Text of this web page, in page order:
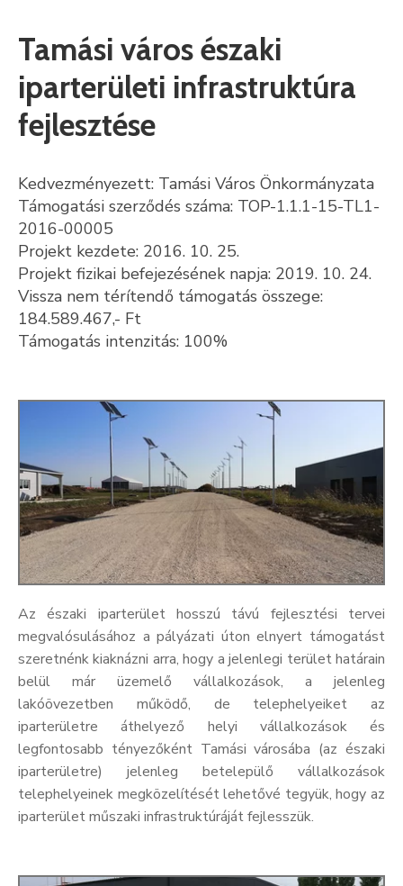
Keresés
Tamási város északi
iparterületi infrastruktúra
fejlesztése
Kedvezményezett: Tamási Város Önkormányzata
Támogatási szerződés száma: TOP-1.1.1-15-TL1-
2016-00005
Projekt kezdete: 2016. 10. 25.
Projekt fizikai befejezésének napja: 2019. 10. 24.
Vissza nem térítendő támogatás összege:
184.589.467,- Ft
Támogatás intenzitás: 100%
Az északi iparterület hosszú távú fejlesztési tervei
megvalósulásához a pályázati úton elnyert támogatást
szeretnénk kiaknázni arra, hogy a jelenlegi terület határain
belül már üzemelő vállalkozások, a jelenleg
lakóövezetben működő, de telephelyeiket az
iparterületre áthelyező helyi vállalkozások és
legfontosabb tényezőként Tamási városába (az északi
iparterületre) jelenleg betelepülő vállalkozások
telephelyeinek megközelítését lehetővé tegyük, hogy az
iparterület műszaki infrastruktúráját fejlesszük.